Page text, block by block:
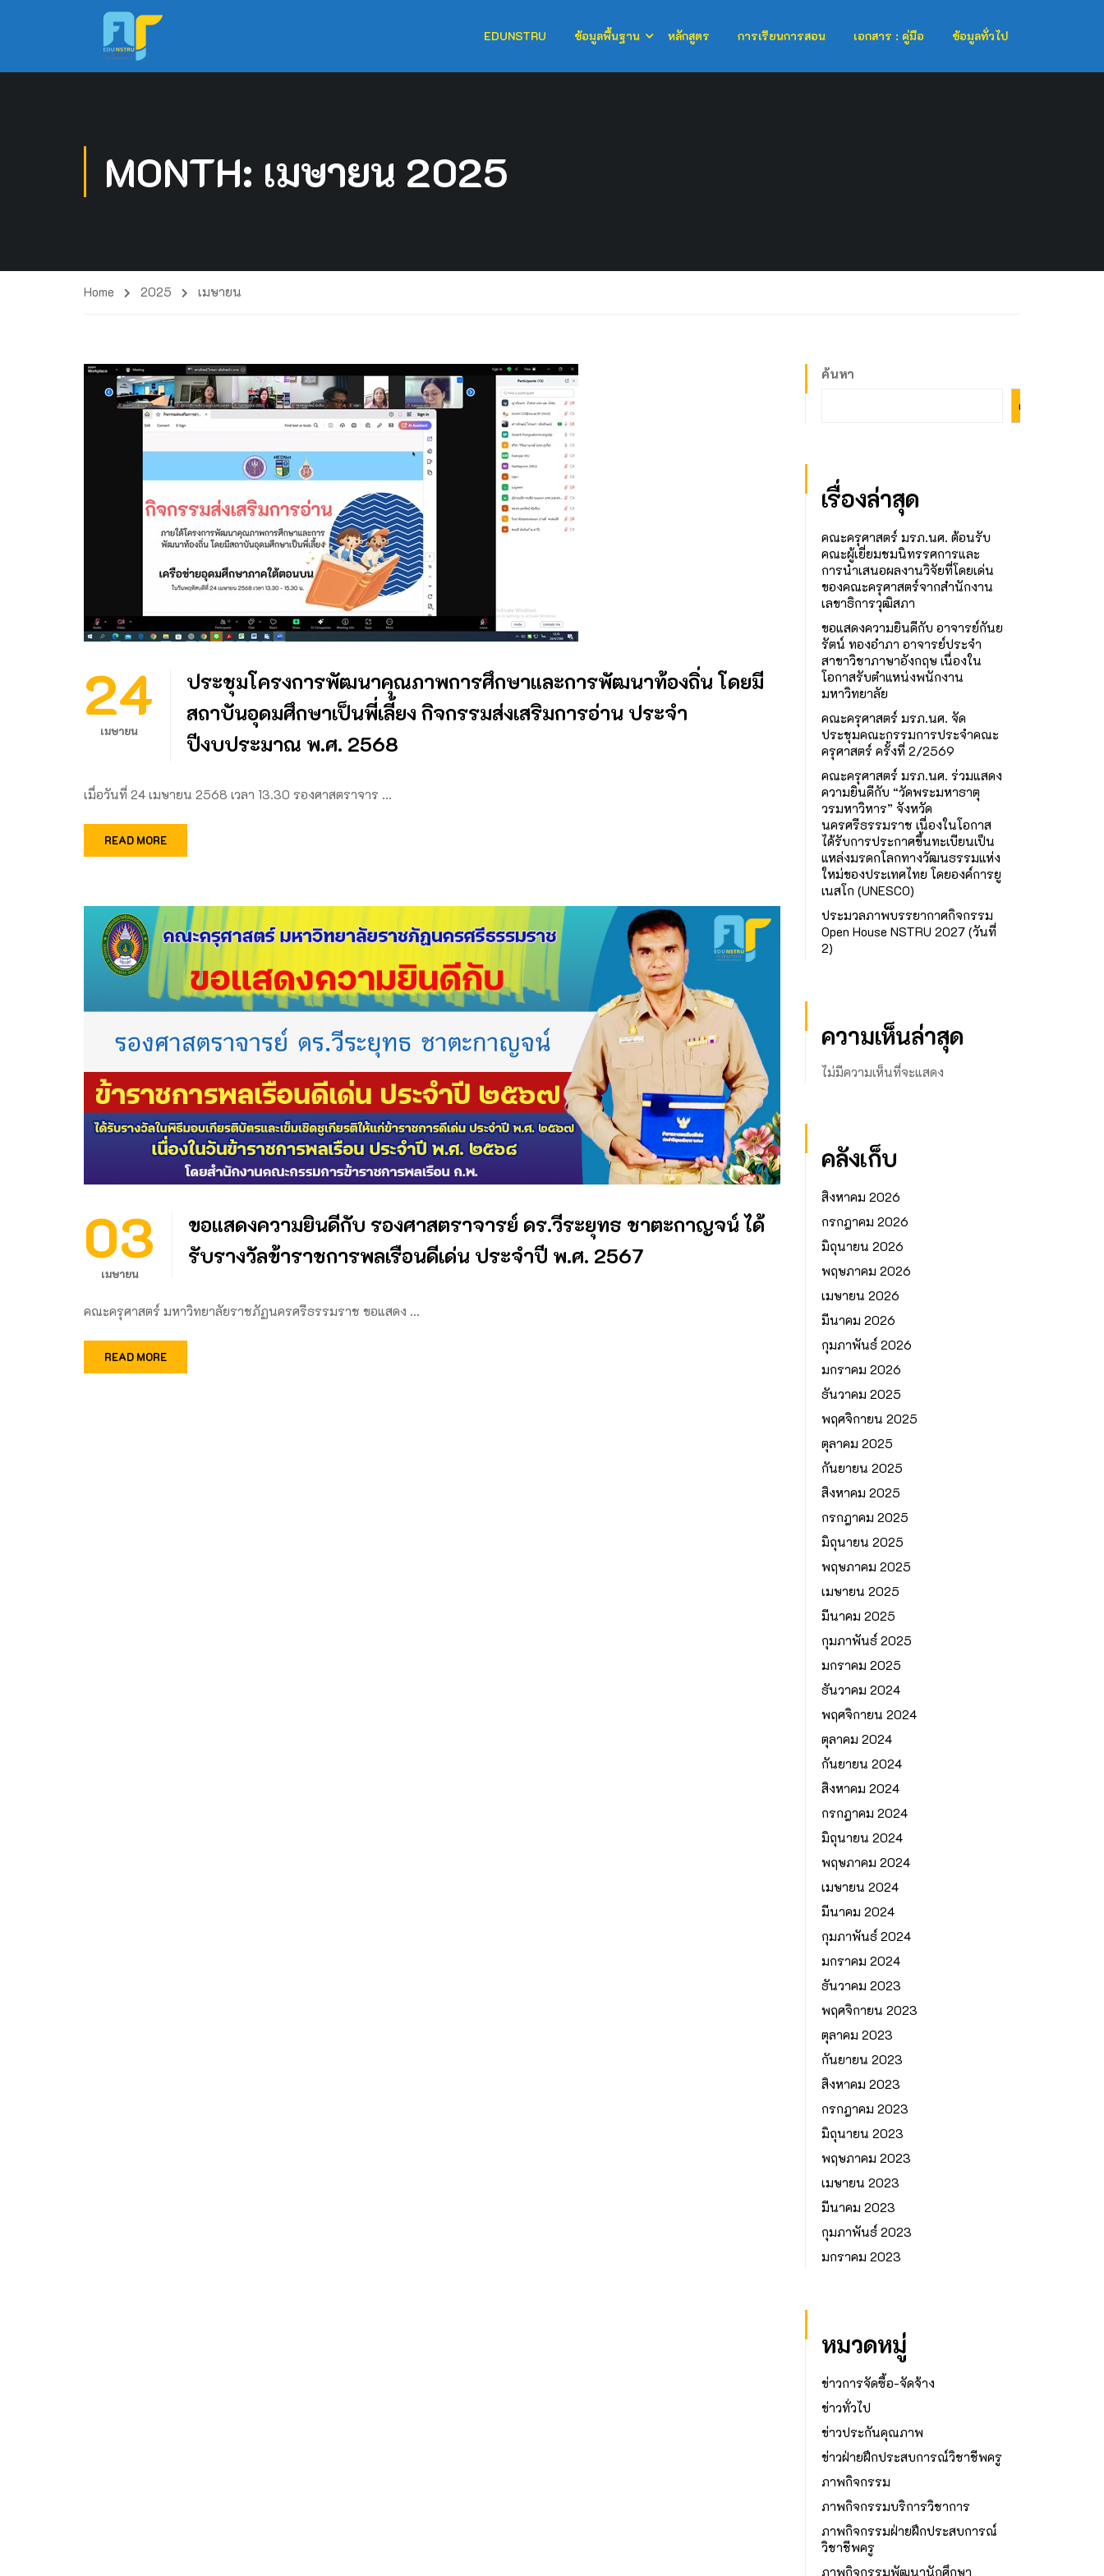
EDUNSTRU ข้อมูลพื้นฐาน หลักสูตร การเรียนการสอน เอกสาร : คู่มือ ข้อมูลทั่วไป
MONTH: เมษายน 2025
Home 2025 เมษายน
24
เมษายน
ประชุมโครงการพัฒนาคุณภาพการศึกษาและการพัฒนาท้องถิ่น โดยมี
สถาบันอุดมศึกษาเป็นพี่เลี้ยง กิจกรรมส่งเสริมการอ่าน ประจํา
ปีงบประมาณ พ.ศ. 2568
เมื่อวันที่ 24 เมษายน 2568 เวลา 13.30 รองศาสตราจาร …
READ MORE
03
เมษายน
ขอแสดงความยินดีกับ รองศาสตราจารย์ ดร.วีระยุทธ ชาตะกาญจน์ ได้
รับรางวัลข้าราชการพลเรือนดีเด่น ประจำปี พ.ศ. 2567
คณะครุศาสตร์ มหาวิทยาลัยราชภัฏนครศรีธรรมราช ขอแสดง …
READ MORE
ค้นหา
ค้นหา
เรื่องล่าสุด
คณะครุศาสตร์ มรภ.นศ. ต้อนรับ
คณะผู้เยี่ยมชมนิทรรศการและ
การนำเสนอผลงานวิจัยที่โดยเด่น
ของคณะครุศาสตร์จากสำนักงาน
เลขาธิการวุฒิสภา
ขอแสดงความยินดีกับ อาจารย์กันย
รัตน์ ทองอำภา อาจารย์ประจำ
สาขาวิชาภาษาอังกฤษ เนื่องใน
โอกาสรับตำแหน่งพนักงาน
มหาวิทยาลัย
คณะครุศาสตร์ มรภ.นศ. จัด
ประชุมคณะกรรมการประจำคณะ
ครุศาสตร์ ครั้งที่ 2/2569
คณะครุศาสตร์ มรภ.นศ. ร่วมแสดง
ความยินดีกับ “วัดพระมหาธาตุ
วรมหาวิหาร” จังหวัด
นครศรีธรรมราช เนื่องในโอกาส
ได้รับการประกาศขึ้นทะเบียนเป็น
แหล่งมรดกโลกทางวัฒนธรรมแห่ง
ใหม่ของประเทศไทย โดยองค์การยู
เนสโก (UNESCO)
ประมวลภาพบรรยากาศกิจกรรม
Open House NSTRU 2027 (วันที่
2)
ความเห็นล่าสุด
ไม่มีความเห็นที่จะแสดง
คลังเก็บ
สิงหาคม 2026
กรกฎาคม 2026
มิถุนายน 2026
พฤษภาคม 2026
เมษายน 2026
มีนาคม 2026
กุมภาพันธ์ 2026
มกราคม 2026
ธันวาคม 2025
พฤศจิกายน 2025
ตุลาคม 2025
กันยายน 2025
สิงหาคม 2025
กรกฎาคม 2025
มิถุนายน 2025
พฤษภาคม 2025
เมษายน 2025
มีนาคม 2025
กุมภาพันธ์ 2025
มกราคม 2025
ธันวาคม 2024
พฤศจิกายน 2024
ตุลาคม 2024
กันยายน 2024
สิงหาคม 2024
กรกฎาคม 2024
มิถุนายน 2024
พฤษภาคม 2024
เมษายน 2024
มีนาคม 2024
กุมภาพันธ์ 2024
มกราคม 2024
ธันวาคม 2023
พฤศจิกายน 2023
ตุลาคม 2023
กันยายน 2023
สิงหาคม 2023
กรกฎาคม 2023
มิถุนายน 2023
พฤษภาคม 2023
เมษายน 2023
มีนาคม 2023
กุมภาพันธ์ 2023
มกราคม 2023
หมวดหมู่
ข่าวการจัดซื้อ-จัดจ้าง
ข่าวทั่วไป
ข่าวประกันคุณภาพ
ข่าวฝ่ายฝึกประสบการณ์วิชาชีพครู
ภาพกิจกรรม
ภาพกิจกรรมบริการวิชาการ
ภาพกิจกรรมฝ่ายฝึกประสบการณ์
วิชาชีพครู
ภาพกิจกรรมพัฒนานักศึกษา